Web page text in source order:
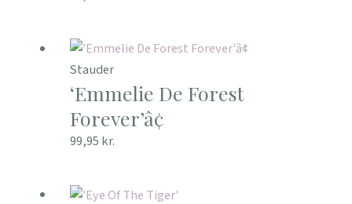
Stauder
‘Emmelie De Forest
Forever’â¢
99,95 kr.